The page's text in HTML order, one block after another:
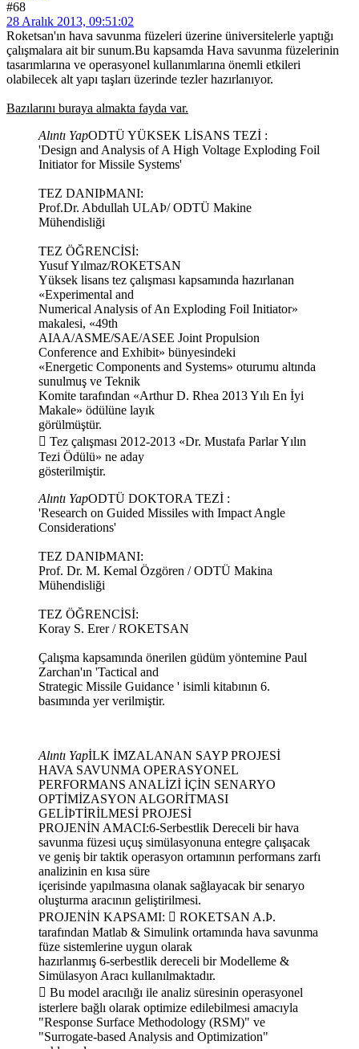
#68
28 Aralık 2013, 09:51:02
Roketsan'ın hava savunma füzeleri üzerine üniversitelerle yaptığı
çalışmalara ait bir sunum.Bu kapsamda Hava savunma füzelerinin
tasarımlarına ve operasyonel kullanımlarına önemli etkileri
olabilecek alt yapı taşları üzerinde tezler hazırlanıyor.
Bazılarını buraya almakta fayda var.
Alıntı YapODTÜ YÜKSEK LİSANS TEZİ :
'Design and Analysis of A High Voltage Exploding Foil
Initiator for Missile Systems'
TEZ DANIÞMANI:
Prof.Dr. Abdullah ULAÞ/ ODTÜ Makine
Mühendisliği
TEZ ÖĞRENCİSİ:
Yusuf Yılmaz/ROKETSAN
Yüksek lisans tez çalışması kapsamında hazırlanan
«Experimental and
Numerical Analysis of An Exploding Foil Initiator»
makalesi, «49th
AIAA/ASME/SAE/ASEE Joint Propulsion
Conference and Exhibit» bünyesindeki
«Energetic Components and Systems» oturumu altında
sunulmuş ve Teknik
Komite tarafından «Arthur D. Rhea 2013 Yılı En İyi
Makale» ödülüne layık
görülmüştür.
 Tez çalışması 2012-2013 «Dr. Mustafa Parlar Yılın
Tezi Ödülü» ne aday
gösterilmiştir.
Alıntı YapODTÜ DOKTORA TEZİ :
'Research on Guided Missiles with Impact Angle
Considerations'
TEZ DANIÞMANI:
Prof. Dr. M. Kemal Özgören / ODTÜ Makina
Mühendisliği
TEZ ÖĞRENCİSİ:
Koray S. Erer / ROKETSAN
Çalışma kapsamında önerilen güdüm yöntemine Paul
Zarchan'ın 'Tactical and
Strategic Missile Guidance ' isimli kitabının 6.
basımında yer verilmiştir.
Alıntı YapİLK İMZALANAN SAYP PROJESİ
HAVA SAVUNMA OPERASYONEL
PERFORMANS ANALİZİ İÇİN SENARYO
OPTİMİZASYON ALGORİTMASI
GELİÞTİRİLMESİ PROJESİ
PROJENİN AMACI:6-Serbestlik Dereceli bir hava
savunma füzesi uçuş simülasyonuna entegre çalışacak
ve geniş bir taktik operasyon ortamının performans zarfı
analizinin en kısa süre
içerisinde yapılmasına olanak sağlayacak bir senaryo
oluşturma aracının geliştirilmesi.
PROJENİN KAPSAMI:  ROKETSAN A.Þ.
tarafından Matlab & Simulink ortamında hava savunma
füze sistemlerine uygun olarak
hazırlanmış 6-serbestlik dereceli bir Modelleme &
Simülasyon Aracı kullanılmaktadır.
 Bu model aracılığı ile analiz süresinin operasyonel
isterlere bağlı olarak optimize edilebilmesi amacıyla
"Response Surface Methodology (RSM)" ve
"Surrogate-based Analysis and Optimization"